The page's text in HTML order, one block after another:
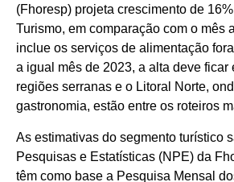
(Fhoresp) projeta crescimento de
Turismo, em comparação com o mês
inclue os serviços de alimentação
a igual mês de 2023, a alta deve ficar
regiões serranas e o Litoral Norte,
gastronomia, estão entre os roteiros
As estimativas do segmento turístico
Pesquisas e Estatísticas (NPE) da
têm como base a Pesquisa Mensal